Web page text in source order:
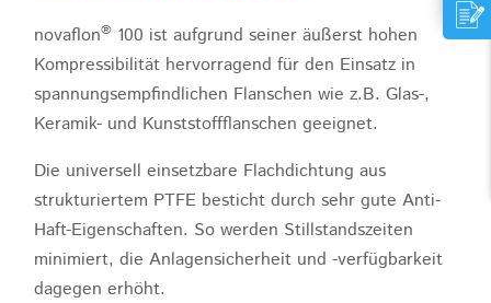
novaflon® 100 ist aufgrund seiner äußerst hohen
Kompressibilität hervorragend für den Einsatz in
spannungsempfindlichen Flanschen wie z.B. Glas-,
Keramik- und Kunststoffflanschen geeignet.
Die universell einsetzbare Flachdichtung aus
strukturiertem PTFE besticht durch sehr gute Anti-
Haft-Eigenschaften. So werden Stillstandszeiten
minimiert, die Anlagensicherheit und -verfügbarkeit
dagegen erhöht.